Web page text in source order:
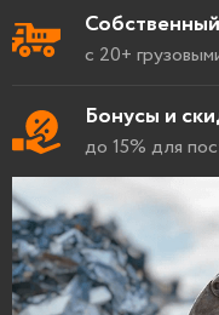
с 20+
Бонусы и
до 15% для